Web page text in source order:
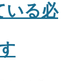
いる必